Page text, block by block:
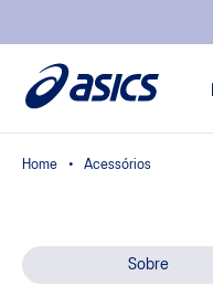
Acessórios
Sobre